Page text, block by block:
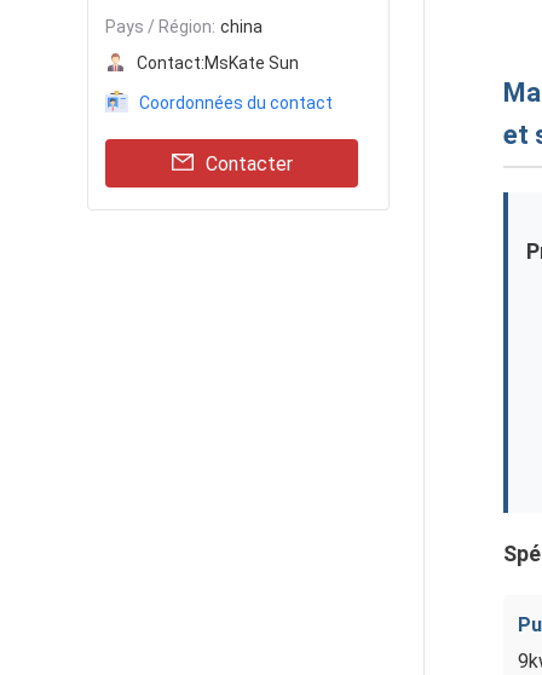
Pays / Région: china
Contact:MsKate Sun
Coordonnées du contact
Contacter
et